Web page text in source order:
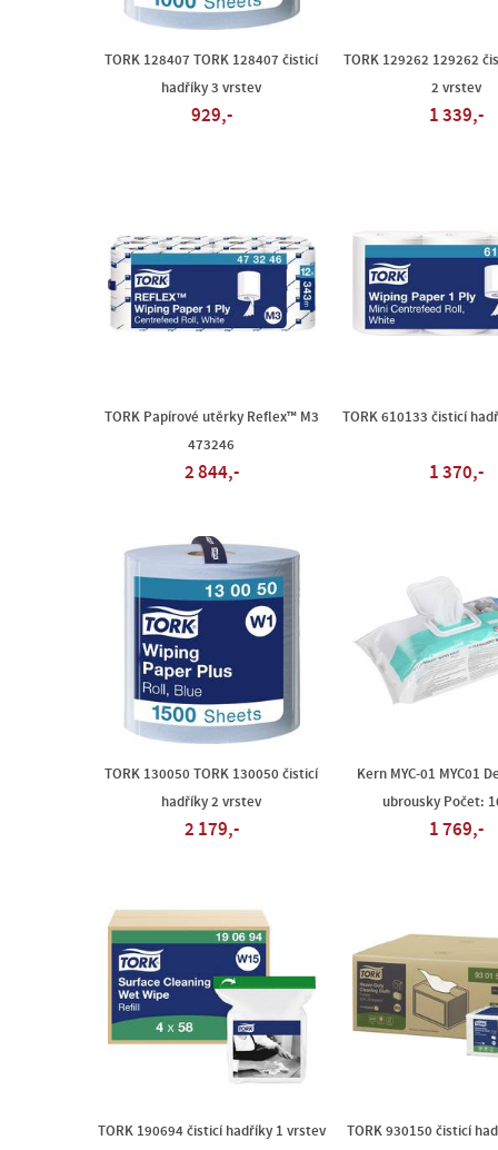
TORK 128407 TORK 128407 čisticí
hadříky 3 vrstev
929,-
TORK 129262 129262
2 vrstev
1 339,-
TORK Papírové utěrky Reflex™ M3
473246
2 844,-
TORK 610133 čisticí
1 370,-
TORK 130050 TORK 130050 čisticí
hadříky 2 vrstev
2 179,-
Kern MYC-01 MYC01
ubrousky Počet:
1 769,-
TORK 190694 čisticí hadříky 1 vrstev
TORK 930150 čisticí